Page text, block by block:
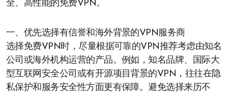
全、高性能的免费VPN。
一、优先选择有信誉和海外背景的VPN服务商
选择免费VPN时，尽量根据可靠的VPN推荐考虑由知名
公司或海外机构运营的产品。例如，知名品牌、国际大
型互联网安全公司或有开源项目背景的VPN，往往在隐
私保护和服务安全性方面更有保障。避免选择来历不